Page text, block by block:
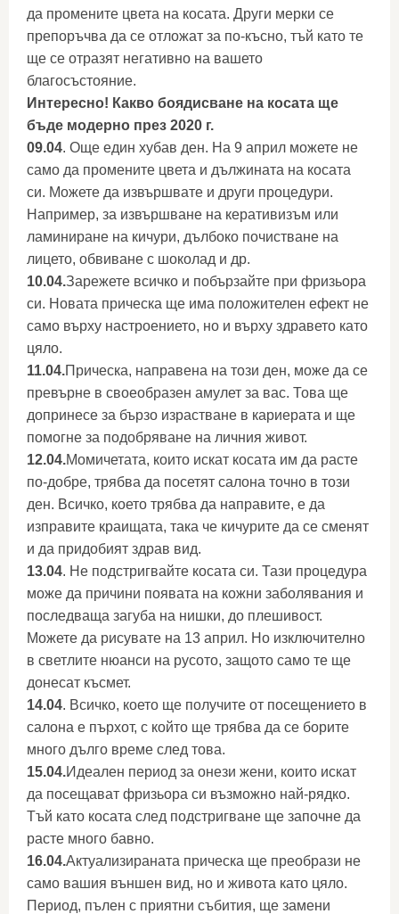
да промените цвета на косата. Други мерки се
препоръчва да се отложат за по-късно, тъй като те
ще се отразят негативно на вашето
благосъстояние.
Интересно! Какво боядисване на косата ще
бъде модерно през 2020 г.
09.04. Още един хубав ден. На 9 април можете не
само да промените цвета и дължината на косата
си. Можете да извършвате и други процедури.
Например, за извършване на керативизъм или
ламиниране на кичури, дълбоко почистване на
лицето, обвиване с шоколад и др.
10.04.Зарежете всичко и побързайте при фризьора
си. Новата прическа ще има положителен ефект не
само върху настроението, но и върху здравето като
цяло.
11.04.Прическа, направена на този ден, може да се
превърне в своеобразен амулет за вас. Това ще
допринесе за бързо израстване в кариерата и ще
помогне за подобряване на личния живот.
12.04.Момичетата, които искат косата им да расте
по-добре, трябва да посетят салона точно в този
ден. Всичко, което трябва да направите, е да
изправите краищата, така че кичурите да се сменят
и да придобият здрав вид.
13.04. Не подстригвайте косата си. Тази процедура
може да причини появата на кожни заболявания и
последваща загуба на нишки, до плешивост.
Можете да рисувате на 13 април. Но изключително
в светлите нюанси на русото, защото само те ще
донесат късмет.
14.04. Всичко, което ще получите от посещението в
салона е пърхот, с който ще трябва да се борите
много дълго време след това.
15.04.Идеален период за онези жени, които искат
да посещават фризьора си възможно най-рядко.
Тъй като косата след подстригване ще започне да
расте много бавно.
16.04.Актуализираната прическа ще преобрази не
само вашия външен вид, но и живота като цяло.
Период, пълен с приятни събития, ще замени